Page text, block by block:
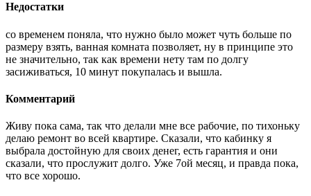
Недостатки
со временем поняла, что нужно было может чуть больше по
размеру взять, ванная комната позволяет, ну в принципе это
не значительно, так как времени нету там по долгу
засиживаться, 10 минут покупалась и вышла.
Комментарий
Живу пока сама, так что делали мне все рабочие, по тихоньку
делаю ремонт во всей квартире. Сказали, что кабинку я
выбрала достойную для своих денег, есть гарантия и они
сказали, что прослужит долго. Уже 7ой месяц, и правда пока,
что все хорошо.